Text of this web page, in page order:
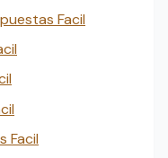
Facil
Facil